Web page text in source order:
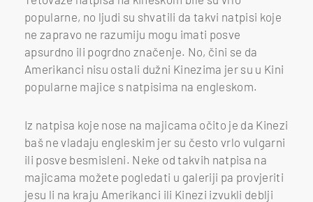
popularne, no ljudi su shvatili da takvi natpisi koje
ne zapravo ne razumiju mogu imati posve
apsurdno ili pogrdno značenje. No, čini se da
Amerikanci nisu ostali dužni Kinezima jer su u Kini
popularne majice s natpisima na engleskom.
Iz natpisa koje nose na majicama očito je da Kinezi
baš ne vladaju engleskim jer su često vrlo vulgarni
ili posve besmisleni. Neke od takvih natpisa na
majicama možete pogledati u galeriji pa provjeriti
jesu li na kraju Amerikanci ili Kinezi izvukli deblji